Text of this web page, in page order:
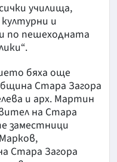
училища,
и
по пешеходната
бяха още
Стара Загора
и арх. Мартин
на Стара
заместници
Стара Загора